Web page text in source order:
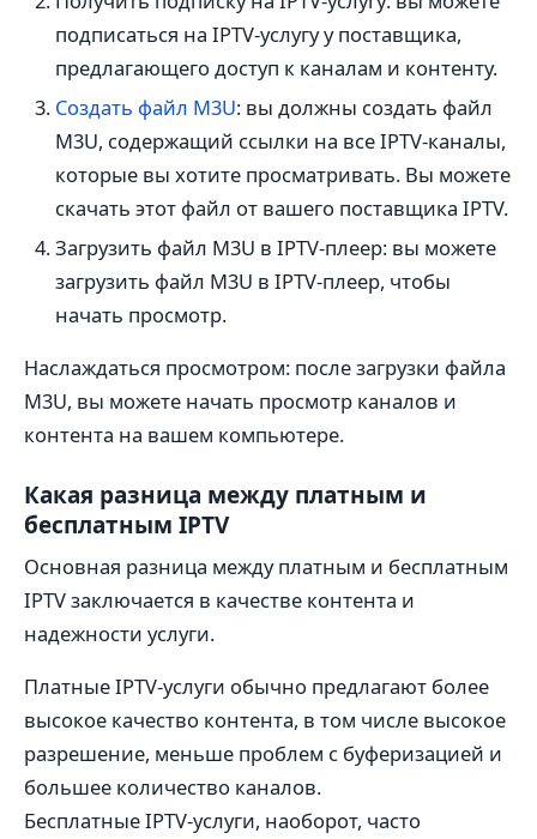
подписаться на IPTV-услугу у поставщика,
предлагающего доступ к каналам и контенту.
Создать файл M3U: вы должны создать файл
M3U, содержащий ссылки на все IPTV-каналы,
которые вы хотите просматривать. Вы можете
скачать этот файл от вашего поставщика IPTV.
Загрузить файл M3U в IPTV-плеер: вы можете
загрузить файл M3U в IPTV-плеер, чтобы
начать просмотр.
Наслаждаться просмотром: после загрузки файла
M3U, вы можете начать просмотр каналов и
контента на вашем компьютере.
Какая разница между платным и
бесплатным IPTV
Основная разница между платным и бесплатным
IPTV заключается в качестве контента и
надежности услуги.
Платные IPTV-услуги обычно предлагают более
высокое качество контента, в том числе высокое
разрешение, меньше проблем с буферизацией и
большее количество каналов.
Бесплатные IPTV-услуги, наоборот, часто